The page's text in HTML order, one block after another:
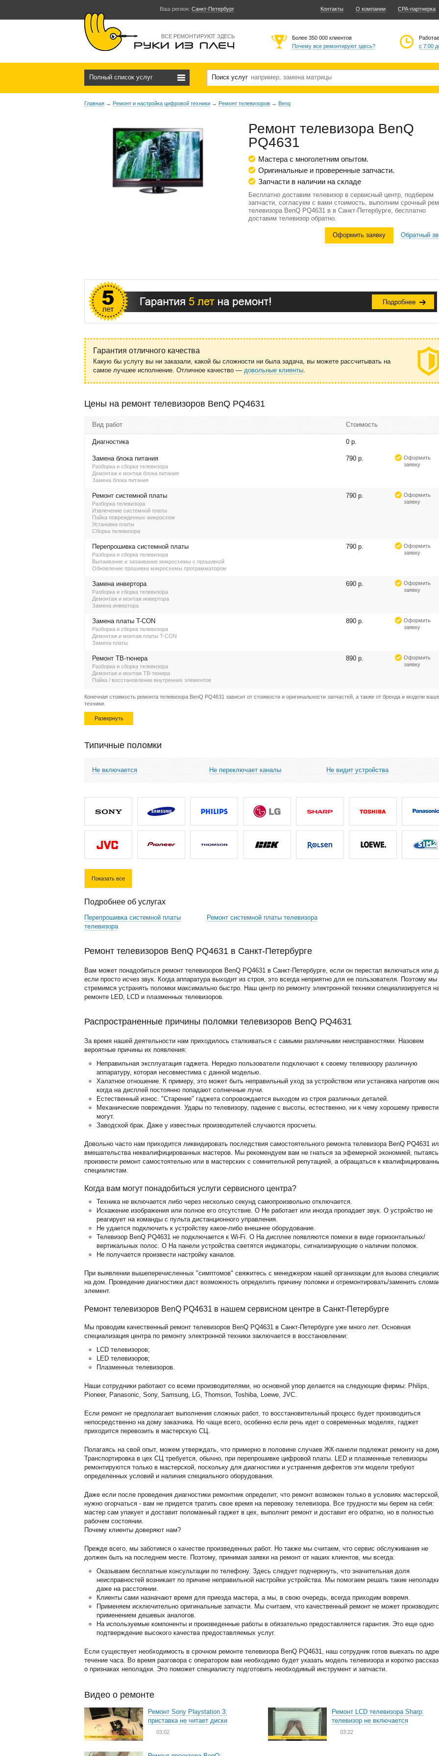
Ваш регион: Санкт-Петербург Контакты О компании CPA-партнерка
ВСЕ РЕМОНТИРУЮТ ЗДЕСЬ
с 7:00
Более 350 000 клиентов
Почему все ремонтируют здесь?
Полный список услуг Поиск услуг
Главная → Ремонт и настройка цифровой техники → Ремонт телевизоров → Benq
Ремонт телевизора BenQ
PQ4631
Мастера с многолетним опытом.
Оригинальные и проверенные запчасти.
Запчасти в наличии на складе
Бесплатно доставим телевизор в сервисный центр, подберем
запчасти, согласуем с вами стоимость, выполним срочный
телевизора BenQ PQ4631 в в Санкт-Петербурге, бесплатно
доставим телевизор обратно.
Оформить заявку Обратный
Гарантия отличного качества
Какую бы услугу вы ни заказали, какой бы сложности ни была задача, вы можете рассчитывать на
самое лучшее исполнение. Отличное качество — довольные клиенты.
Цены на ремонт телевизоров BenQ PQ4631
Вид работ Стоимость
Диагностика 0 р.
Замена блока питания
Разборка и сборка телевизора
Демонтаж и монтаж блока питания
Замена блока питания
790 р.
Оформить
заявку
Ремонт системной платы
Разборка телевизора
Извлечение системной платы
Пайка поврежденных микросхем
Установка платы
Сборка телевизора
790 р.
Оформить
заявку
Перепрошивка системной платы
Разборка и сборка телевизора
Выпаивание и запаивание микросхемы с прошивкой
Обновление прошивки микросхемы программатором
790 р.
Оформить
заявку
Замена инвертора
Разборка и сборка телевизора
Демонтаж и монтаж инвертора
Замена инвертора
690 р.
Оформить
заявку
Замена платы T-CON
Разборка и сборка телевизора
Демонтаж и монтаж платы T-CON
Замена платы
890 р.
Оформить
заявку
Ремонт ТВ-тюнера
Разборка и сборка телевизора
Демонтаж и монтаж ТВ-тюнера
Пайка / восстановление внутренних элементов
890 р.
Оформить
заявку
Конечная стоимость ремонта телевизора BenQ PQ4631 зависит от стоимости и оригинальности запчастей, а также от бренда и модели
техники.
Развернуть
Типичные поломки
Не включается Не переключает каналы Не видит устройства
Показать все
Подробнее об услугах
Перепрошивка системной платы
телевизора
Ремонт системной платы телевизора
Ремонт телевизоров BenQ PQ4631 в Санкт-Петербурге
Вам может понадобиться ремонт телевизоров BenQ PQ4631 в Санкт-Петербурге, если он перестал включаться или
если просто исчез звук. Когда аппаратура выходит из строя, это всегда неприятно для ее пользователя. Поэтому мы
стремимся устранять поломки максимально быстро. Наш центр по ремонту электронной техники специализируется
ремонте LED, LCD и плазменных телевизоров.
Распространенные причины поломки телевизоров BenQ PQ4631
За время нашей деятельности нам приходилось сталкиваться с самыми различными неисправностями. Назовем
вероятные причины их появления:
Неправильная эксплуатация гаджета. Нередко пользователи подключают к своему телевизору различную
аппаратуру, которая несовместима с данной моделью.
Халатное отношение. К примеру, это может быть неправильный уход за устройством или установка напротив
когда на дисплей постоянно попадают солнечные лучи.
Естественный износ. "Старение" гаджета сопровождается выходом из строя различных деталей.
Механические повреждения. Удары по телевизору, падение с высоты, естественно, ни к чему хорошему
могут.
Заводской брак. Даже у известных производителей случаются просчеты.
Довольно часто нам приходится ликвидировать последствия самостоятельного ремонта телевизора BenQ PQ4631
вмешательства неквалифицированных мастеров. Мы рекомендуем вам не гнаться за эфемерной экономией, пытаясь
произвести ремонт самостоятельно или в мастерских с сомнительной репутацией, а обращаться к
специалистам.
Когда вам могут понадобиться услуги сервисного центра?
Техника не включается либо через несколько секунд самопроизвольно отключается.
Искажение изображения или полное его отсутствие. O Не работает или иногда пропадает звук. O устройство не
реагирует на команды с пульта дистанционного управления.
Не удается подключить к устройству какое-либо внешнее оборудование.
Телевизор BenQ PQ4631 не подключается к Wi-Fi. O На дисплее появляются помехи в виде горизонтальных/
вертикальных полос. O На панели устройства светятся индикаторы, сигнализирующие о наличии поломок.
Не получается произвести настройку каналов.
При выявлении вышеперечисленных "симптомов" свяжитесь с менеджером нашей организации для вызова
на дом. Проведение диагностики даст возможность определить причину поломки и отремонтировать/заменить
элемент.
Ремонт телевизоров BenQ PQ4631 в нашем сервисном центре в Санкт-Петербурге
Мы проводим качественный ремонт телевизоров BenQ PQ4631 в Санкт-Петербурге уже много лет. Основная
специализация центра по ремонту электронной техники заключается в восстановлении:
LCD телевизоров;
LED телевизоров;
Плазменных телевизоров.
Наши сотрудники работают со всеми производителями, но основной упор делается на следующие фирмы: Philips,
Pioneer, Panasonic, Sony, Samsung, LG, Thomson, Toshiba, Loewe, JVC.
Если ремонт не предполагает выполнения сложных работ, то восстановительный процесс будет производиться
непосредственно на дому заказчика. Но чаще всего, особенно если речь идет о современных моделях, гаджет
приходится перевозить в мастерскую СЦ.
Полагаясь на свой опыт, можем утверждать, что примерно в половине случаев ЖК-панели подлежат ремонту на
Транспортировка в цех СЦ требуется, обычно, при перепрошивке цифровой платы. LED и плазменные телевизоры
ремонтируются только в мастерской, поскольку для диагностики и устранения дефектов эти модели требуют
определенных условий и наличия специального оборудования.
Даже если после проведения диагностики ремонтник определит, что ремонт возможен только в условиях
нужно огорчаться - вам не придется тратить свое время на перевозку телевизора. Все трудности мы берем на себя:
мастер сам упакует и доставит поломанный гаджет в цех, выполнит ремонт и доставит его обратно, но в полностью
рабочем состоянии.
Почему клиенты доверяют нам?
Прежде всего, мы заботимся о качестве произведенных работ. Но также мы считаем, что сервис обслуживания не
должен быть на последнем месте. Поэтому, принимая заявки на ремонт от наших клиентов, мы всегда:
Оказываем бесплатные консультации по телефону. Здесь следует подчеркнуть, что значительная доля
неисправностей возникает по причине неправильной настройки устройства. Мы помогаем решать такие
даже на расстоянии.
Клиенты сами назначают время для приезда мастера, а мы, в свою очередь, всегда приходим вовремя.
Применяем исключительно оригинальные запчасти. Мы считаем, что качественный ремонт не может
применением дешевых аналогов.
На используемые компоненты и произведенные работы в обязательно предоставляется гарантия. Это еще одно
подтверждение высокого качества предоставляемых услуг.
Если существует необходимость в срочном ремонте телевизора BenQ PQ4631, наш сотрудник готов выехать по
течение часа. Во время разговора с оператором вам необходимо будет указать модель телевизора и коротко
о признаках неполадки. Это поможет специалисту подготовить необходимый инструмент и запчасти.
Видео о ремонте
Ремонт Sony Playstation 3:
приставка не читает диски
03:02
Ремонт LCD телевизора Sharp:
телевизор не включается
03:22